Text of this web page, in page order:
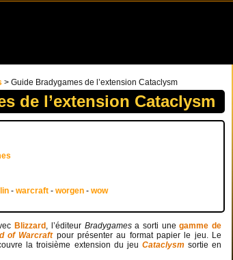
> Guide Bradygames de l’extension Cataclysm
de l’extension Cataclysm
- warcraft - worgen - wow
Blizzard , l’éditeur Bradygamesa sorti unegamme de
of Warcraftpour présenter au format papier le jeu. Le
la troisième extension du jeu Cataclysm sortie en